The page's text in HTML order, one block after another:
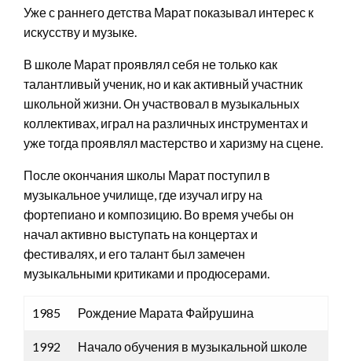
Уже с раннего детства Марат показывал интерес к
искусству и музыке.
В школе Марат проявлял себя не только как
талантливый ученик, но и как активный участник
школьной жизни. Он участвовал в музыкальных
коллективах, играл на различных инструментах и
уже тогда проявлял мастерство и харизму на сцене.
После окончания школы Марат поступил в
музыкальное училище, где изучал игру на
фортепиано и композицию. Во время учебы он
начал активно выступать на концертах и
фестивалях, и его талант был замечен
музыкальными критиками и продюсерами.
1985 Рождение Марата Файрушина
1992 Начало обучения в музыкальной школе